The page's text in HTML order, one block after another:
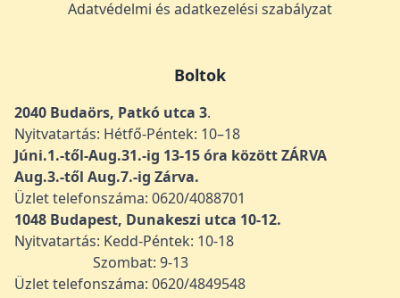
Adatvédelmi és adatkezelési szabályzat
Boltok
2040 Budaörs, Patkó utca 3.
Nyitvatartás: Hétfő-Péntek: 10–18
Júni.1.-től-Aug.31.-ig 13-15 óra között ZÁRVA
Aug.3.-től Aug.7.-ig Zárva.
Üzlet telefonszáma: 0620/4088701
1048 Budapest, Dunakeszi utca 10-12.
Nyitvatartás: Kedd-Péntek: 10-18
Szombat: 9-13
Üzlet telefonszáma: 0620/4849548